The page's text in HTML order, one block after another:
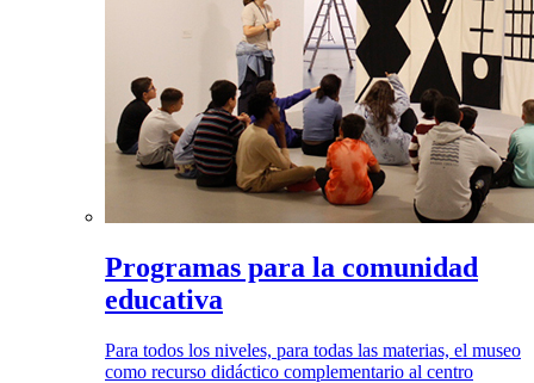
Programas para la comunidad
educativa
Para todos los niveles, para todas las materias, el museo
como recurso didáctico complementario al centro